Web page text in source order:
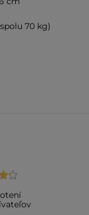
70 kg)